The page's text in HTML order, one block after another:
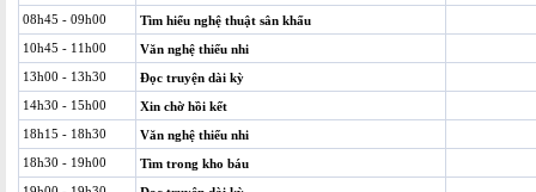
08h45 - 09h00
Tìm hiểu nghệ thuật sân khấu
10h45 - 11h00
Văn nghệ thiếu nhi
13h00 - 13h30
Đọc truyện dài kỳ
14h30 - 15h00
Xin chờ hồi kết
18h15 - 18h30
Văn nghệ thiếu nhi
18h30 - 19h00
Tìm trong kho báu